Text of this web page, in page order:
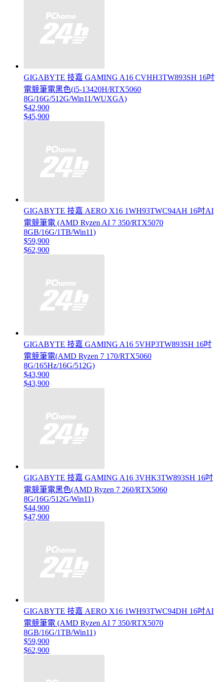
GIGABYTE 技嘉 GAMING A16 CVHH3TW893SH 16吋
電競筆電黑色(i5-13420H/RTX5060
8G/16G/512G/Win11/WUXGA)
$42,900
$45,900
GIGABYTE 技嘉 AERO X16 1WH93TWC94AH 16吋AI
電競筆電 (AMD Ryzen AI 7 350/RTX5070
8GB/16G/1TB/Win11)
$59,900
$62,900
GIGABYTE 技嘉 GAMING A16 5VHP3TW893SH 16吋
電競筆電(AMD Ryzen 7 170/RTX5060
8G/165Hz/16G/512G)
$43,900
$43,900
GIGABYTE 技嘉 GAMING A16 3VHK3TW893SH 16吋
電競筆電黑色(AMD Ryzen 7 260/RTX5060
8G/16G/512G/Win11)
$44,900
$47,900
GIGABYTE 技嘉 AERO X16 1WH93TWC94DH 16吋AI
電競筆電 (AMD Ryzen AI 7 350/RTX5070
8GB/16G/1TB/Win11)
$59,900
$62,900